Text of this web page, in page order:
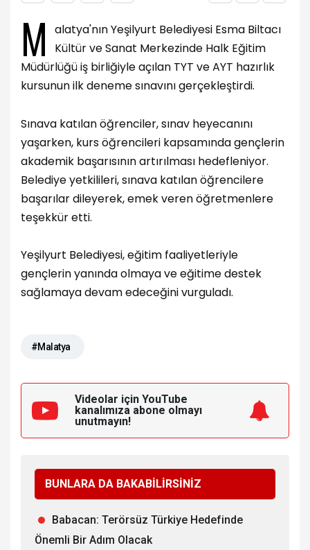
M
alatya'nın Yeşilyurt Belediyesi Esma Biltacı
Kültür ve Sanat Merkezinde Halk Eğitim
Müdürlüğü iş birliğiyle açılan TYT ve AYT hazırlık
kursunun ilk deneme sınavını gerçekleştirdi.
Sınava katılan öğrenciler, sınav heyecanını
yaşarken, kurs öğrencileri kapsamında gençlerin
akademik başarısının artırılması hedefleniyor.
Belediye yetkilileri, sınava katılan öğrencilere
başarılar dileyerek, emek veren öğretmenlere
teşekkür etti.
Yeşilyurt Belediyesi, eğitim faaliyetleriyle
gençlerin yanında olmaya ve eğitime destek
sağlamaya devam edeceğini vurguladı.
#Malatya
Videolar için YouTube
kanalımıza abone olmayı
unutmayın!
BUNLARA DA BAKABİLİRSİNİZ
Babacan: Terörsüz Türkiye Hedefinde
Önemli Bir Adım Olacak